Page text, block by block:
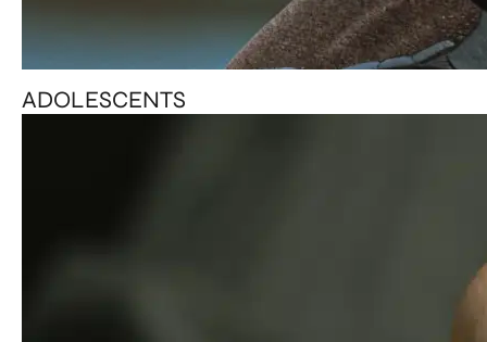
ADOLESCENTS